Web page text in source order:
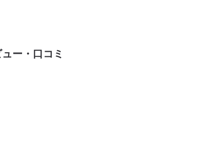
ー・口コミ